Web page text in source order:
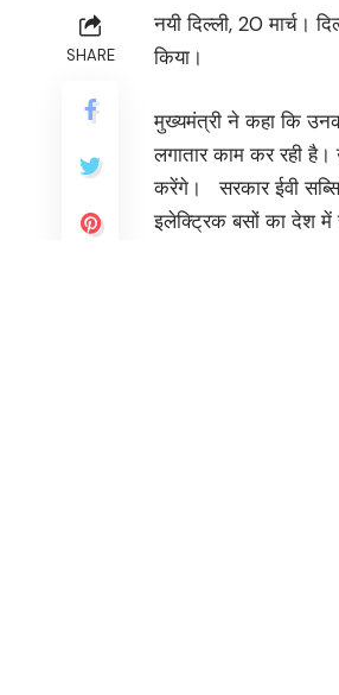
SHARE
नयी दिल्ली, 20 मार्च।
किया।
मुख्यमंत्री ने कहा कि
लगातार काम कर रही है।
करेंगे। सरकार ईवी
इलेक्ट्रिक बसों का देश में